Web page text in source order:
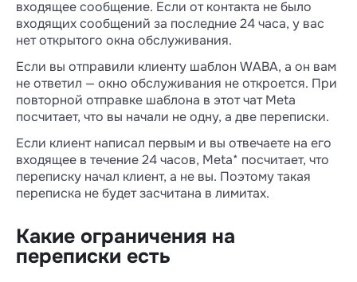
входящее сообщение. Если от контакта не было
входящих сообщений за последние 24 часа, у вас
нет открытого окна обслуживания.
Если вы отправили клиенту шаблон WABA, а он вам
не ответил — окно обслуживания не откроется. При
повторной отправке шаблона в этот чат Meta
посчитает, что вы начали не одну, а две переписки.
Если клиент написал первым и вы отвечаете на его
входящее в течение 24 часов, Meta* посчитает, что
переписку начал клиент, а не вы. Поэтому такая
переписка не будет засчитана в лимитах.
Какие ограничения на
переписки есть